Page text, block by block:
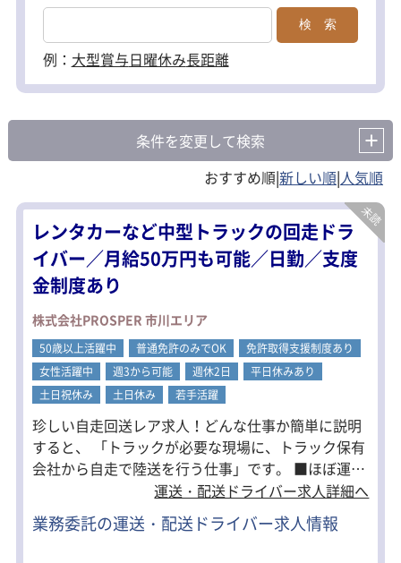
例： 大型賞与日曜休み長距離
条件を変更して検索
|
|
レンタカーなど中型トラックの回走ドラ
イバー／月給50万円も可能／日勤／支度
金制度あり
株式会社PROSPER 市川エリア
50歳以上活躍中 普通免許のみでOK
免許取得支援制度あり
女性活躍中
週3から可能 週休2日
平日休みあり
土日祝休み
土日休み 若手活躍
珍しい自走回送レア求人！どんな仕事か簡単に説明
すると、 「トラックが必要な現場に、トラック保有
会社から自走で陸送を行う仕事」です。 ■ほぼ運転
のみ！力仕事一切なし！ ■ガッツリ稼ぎたい方は月
給50万円も可能！ ■報酬は月2回払い（15日・末
日） ■支度金制度あり（規定有り） 「腰を据えて続
運送・配送ドライバー求人詳細へ
業務委託の運送・配送ドライバー求人情報